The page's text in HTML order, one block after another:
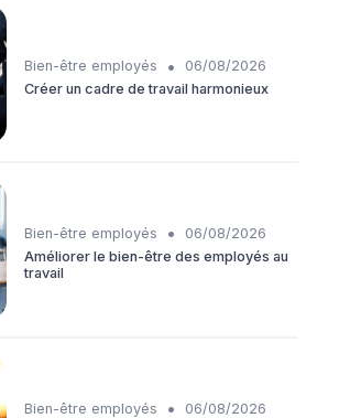
Bien-être employés •
06/08/2026
Créer un cadre de travail harmonieux
Bien-être employés •
06/08/2026
Améliorer le bien-être des employés au
travail
Bien-être employés • 06/08/2026